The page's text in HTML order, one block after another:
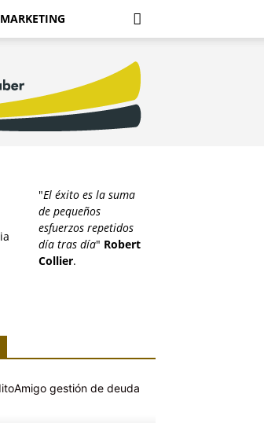
MARKETING
"El éxito es la suma
de pequeños
esfuerzos repetidos
día tras día" Robert
Collier.